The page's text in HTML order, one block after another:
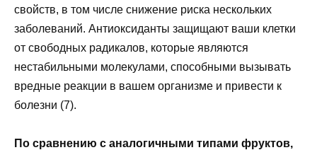
свойств, в том числе снижение риска нескольких
заболеваний. Антиоксиданты защищают ваши клетки
от свободных радикалов, которые являются
нестабильными молекулами, способными вызывать
вредные реакции в вашем организме и привести к
болезни (7).
По сравнению с аналогичными типами фруктов,